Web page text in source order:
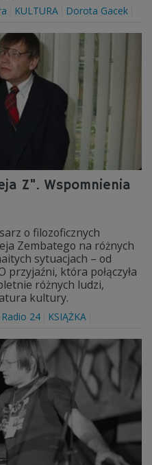
KULTURA Dorota Gacek
Z". Wspomnienia
o filozoficznych
Zembatego na różnych
sytuacjach – od
przyjaźni, która połączyła
różnych ludzi,
kultury.
24 KSIĄŻKA